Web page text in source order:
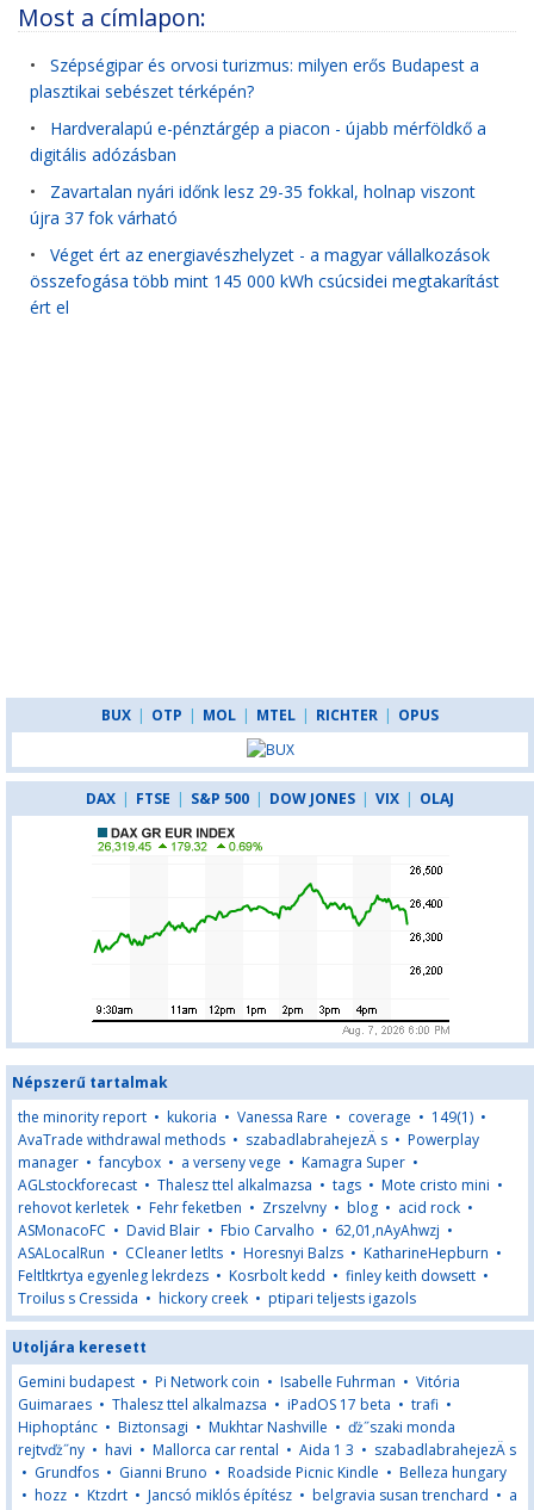
Most a címlapon:
• Szépségipar és orvosi turizmus: milyen erős Budapest a
plasztikai sebészet térképén?
• Hardveralapú e-pénztárgép a piacon - újabb mérföldkő a
digitális adózásban
• Zavartalan nyári időnk lesz 29-35 fokkal, holnap viszont
újra 37 fok várható
• Véget ért az energiavészhelyzet - a magyar vállalkozások
összefogása több mint 145 000 kWh csúcsidei megtakarítást
ért el
BUX | OTP | MOL | MTEL | RICHTER | OPUS
DAX | FTSE | S&P 500 | DOW JONES | VIX | OLAJ
Népszerű tartalmak
the minority report • kukoria • Vanessa Rare • coverage • 149(1) •
AvaTrade withdrawal methods • szabadlabrahejezÄ s • Powerplay
manager •fancybox • a verseny vege • Kamagra Super •
AGLstockforecast • Thalesz ttel alkalmazsa • tags • Mote cristo mini •
rehovot kerletek • Fehr feketben • Zrszelvny • blog • acid rock •
ASMonacoFC • David Blair • Fbio Carvalho • 62,01,nAyAhwzj •
ASALocalRun • CCleaner letlts • Horesnyi Balzs • KatharineHepburn •
Feltltkrtya egyenleg lekrdezs • Kosrbolt kedd • finley keith dowsett •
Troilus s Cressida • hickory creek • ptipari teljests igazols
Utoljára keresett
Gemini budapest • Pi Network coin • Isabelle Fuhrman • Vitória
Guimaraes • Thalesz ttel alkalmazsa • iPadOS 17 beta • trafi •
Hiphoptánc • Biztonsagi • Mukhtar Nashville • ďż˝szaki monda
rejtvďż˝ny • havi • Mallorca car rental • Aida 1 3 • szabadlabrahejezÄ s
• Grundfos • Gianni Bruno • Roadside Picnic Kindle • Belleza hungary
• hozz • Ktzdrt • Jancsó miklós építész • belgravia susan trenchard • a